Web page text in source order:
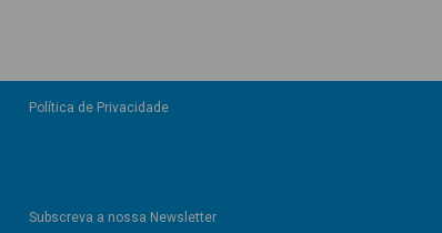
Política de Privacidade
Subscreva a nossa Newsletter